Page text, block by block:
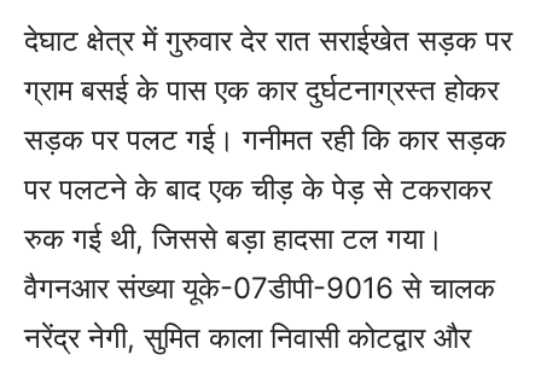
देघाट क्षेत्र में गुरुवार देर रात सराईखेत सड़क पर
ग्राम बसई के पास एक कार दुर्घटनाग्रस्त होकर
सड़क पर पलट गई। गनीमत रही कि कार सड़क
पर पलटने के बाद एक चीड़ के पेड़ से टकराकर
रुक गई थी, जिससे बड़ा हादसा टल गया।
वैगनआर संख्या यूके-07डीपी-9016 से चालक
नरेंद्र नेगी, सुमित काला निवासी कोटद्वार और